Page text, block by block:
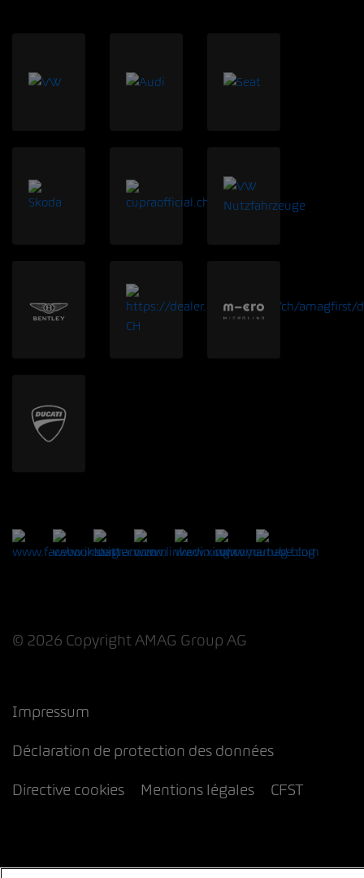
© 2026 Copyright AMAG Group AG
Impressum
Déclaration de protection des données
Directive cookies Mentions légales CFST